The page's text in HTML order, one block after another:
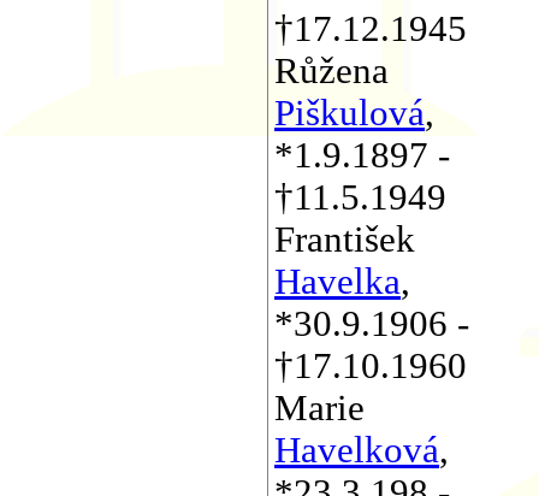
†17.12.1945
Růžena
Piškulová,
*1.9.1897 -
†11.5.1949
František
Havelka,
*30.9.1906 -
†17.10.1960
Marie
Havelková,